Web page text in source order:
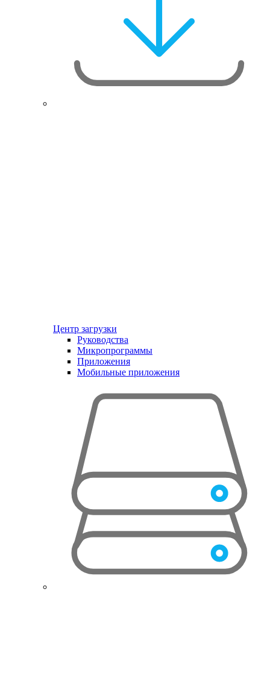
Центр загрузки
Руководства
Микропрограммы
Приложения
Мобильные приложения